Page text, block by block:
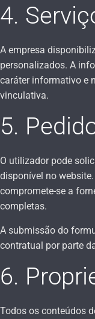
4.
A empresa
personalizados. A
caráter informativo e
vinculativa.
5.
O utilizador pode
disponível no
compromete-se a
completas.
A submissão do
contratual por parte
6.
Todos os conteúdos